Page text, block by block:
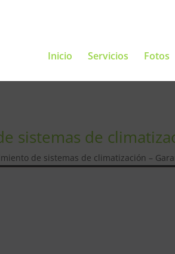
Inicio Servicios Fotos
sistemas de
de sistemas de climatización –